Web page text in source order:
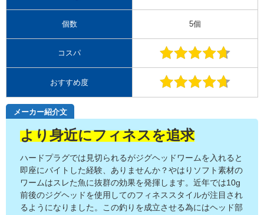
個数 5個
コスパ
おすすめ度
メーカー紹介文
より身近にフィネスを追求
ハードプラグでは見切られるがジグヘッドワームを入れると
即座にバイトした経験、ありませんか？やはりソフト素材の
ワームはスレた魚に抜群の効果を発揮します。近年では10g
前後のジグヘッドを使用してのフィネススタイルが注目され
るようになりました。この釣りを成立させる為にはヘッド部